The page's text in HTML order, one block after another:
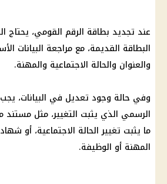
عند تجديد بطاقة الرقم القومي، يحتاج
البطاقة القديمة، مع مراجعة البيانات
والعنوان والحالة الاجتماعية والمهنة.
وفي حالة وجود تعديل في البيانات،
الرسمي الذي يثبت التغيير، مثل مستند
ما يثبت تغيير الحالة الاجتماعية، أو
المهنة أو الوظيفة.